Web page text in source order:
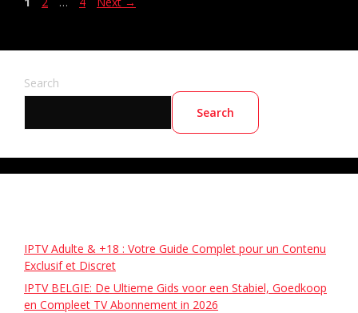
Search
Search
IPTV Adulte & +18 : Votre Guide Complet pour un Contenu
Exclusif et Discret
IPTV BELGIE: De Ultieme Gids voor een Stabiel, Goedkoop
en Compleet TV Abonnement in 2026